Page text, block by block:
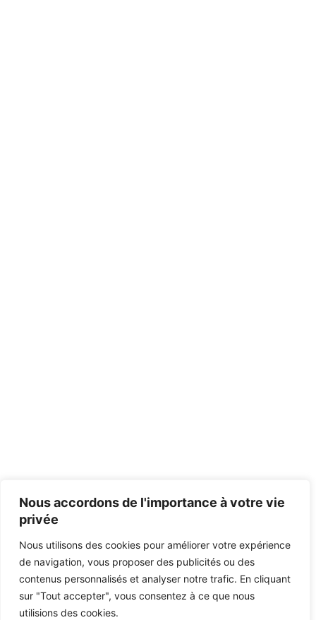
Nous accordons de l'importance à votre vie
privée
Nous utilisons des cookies pour améliorer votre expérience
de navigation, vous proposer des publicités ou des
contenus personnalisés et analyser notre trafic. En cliquant
sur "Tout accepter", vous consentez à ce que nous
utilisions des cookies.